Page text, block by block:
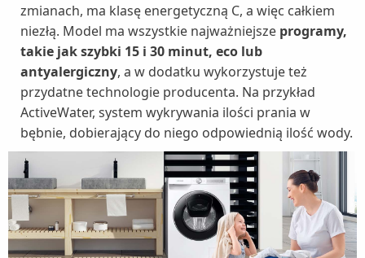
zmianach, ma klasę energetyczną C, a więc całkiem
niezłą. Model ma wszystkie najważniejsze programy,
takie jak szybki 15 i 30 minut, eco lub
antyalergiczny, a w dodatku wykorzystuje też
przydatne technologie producenta. Na przykład
ActiveWater, system wykrywania ilości prania w
bębnie, dobierający do niego odpowiednią ilość wody.